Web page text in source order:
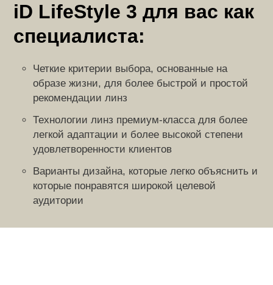
iD LifeStyle 3 для вас как
специалиста:
Четкие критерии выбора, основанные на
образе жизни, для более быстрой и простой
рекомендации линз
Технологии линз премиум-класса для более
легкой адаптации и более высокой степени
удовлетворенности клиентов
Варианты дизайна, которые легко объяснить и
которые понравятся широкой целевой
аудитории